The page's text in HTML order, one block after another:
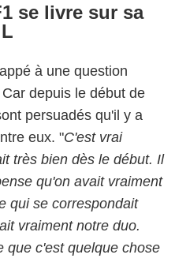
se livre sur sa
à une question
depuis le début de
persuadés qu'il y a
eux. "C'est vrai
très bien dès le début. Il
qu'on avait vraiment
qui se correspondait
vraiment notre duo.
que c'est quelque chose